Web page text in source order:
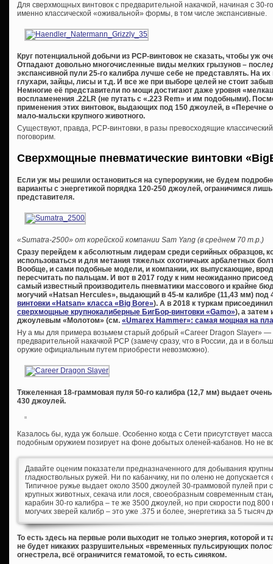
Для сверхмощных винтовок с предварительной накачкой, начиная с 30-
именно классической «оживальной» формы, в том числе экспансивные.
Круг потенциальной добычи из PCP-винтовок не сказать, чтобы уж
Отпадают довольно многочисленные виды мелких грызунов –
экспансивной пули 25-го калибра лучше себе не представлять. На
глухари, зайцы, лисы и т.д. И все же при выборе целей не стоит
Немногие её представители по мощи достигают даже уровня
воспламенения .22LR (не путать с «.223 Rem» и им подобными).
применения этих винтовок, выдающих под 150 джоулей, в «Перечне
мало-мальски крупного животного.
Существуют, правда, PCP-винтовки, в разы превосходящие
поговорим.
Сверхмощные пневматические винтовки «
Если уж мы решили остановиться на супероружии, не будем
варианты с энергетикой порядка 120-250 джоулей, ограничимся
представителя.
«Sumatra-2500» от корейской компании Sam Yang (в среднем 70 т.р.)
Сразу перейдем к абсолютным лидерам среди серийных образцов,
использоваться и для метания тяжелых охотничьих арбалетных
Вообще, и сами подобные модели, и компании, их выпускающие,
пересчитать по пальцам. И вот в 2017 году к ним неожиданно
самый известный производитель пневматики массового и крайне
могучий «Hatsan Hercules», выдающий в 45-м калибре (11,43 мм)
винтовки «Hatsan» класса «Big Bore»). А в 2018 к туркам
сверхмощные крупнокалиберные БигБор-винтовки «Gamo»), а
джоулевым «Молотом» (см. «Umarex Hammer»: самая мощная на
Ну а мы для примера возьмем старый добрый «Career Dragon Slayer» —
предварительной накачкой PCP (замечу сразу, что в России, да и в
оружие официальным путем приобрести невозможно).
Тяжеленная 18-граммовая пуля 50-го калибра (12,7 мм) выдает
430 джоулей.
Казалось бы, куда уж больше. Особенно когда с Сети присутствует
подобным оружием позирует на фоне добытых оленей-кабанов. Но не
Давайте оценим показатели предназначенного для добывания
гладкоствольных ружей. Ни по кабанчику, ни по оленю не
Типичное ружье выдает около 3500 джоулей 30-граммовой пулей при
крупных животных, секача или лося, своеобразным современным
карабин 30-го калибра – те же 3500 джоулей, но при скорости под
могучих зверей калибр – это уже .375 и более, энергетика за 5 тысяч
То есть здесь на первые роли выходит не только энергия, которой и
не будет никаких разрушительных «временных пульсирующих
огнестрела, всё ограничится гематомой, то есть синяком.